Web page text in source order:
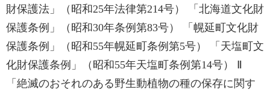
財保護法」（昭和25年法律第214号） 「北海道文化財
保護条例」（昭和30年条例第83号） 「幌延町文化財
保護条例」（昭和55年幌延町条例第5号） 「天塩町文
化財保護条例」（昭和55年天塩町条例第14号） Ⅱ
「絶滅のおそれのある野生動植物の種の保存に関す